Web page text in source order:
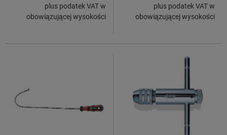
plus podatek VAT w
obowiązującej wysokości
plus podatek VAT w
obowiązującej wysokości